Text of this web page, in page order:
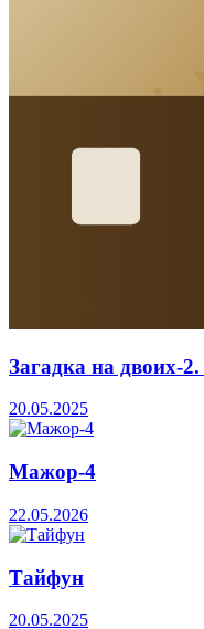
Загадка на двоих-
20.05.2025
Мажор-4
22.05.2026
Тайфун
20.05.2025